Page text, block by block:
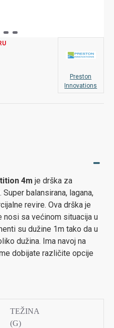
Preston
Innovations
4m je drška za
balansirana, lagana,
revire. Ova drška je
nosi sa većinom situacija u
su dužine 1m tako da u
dužina. Ima navoj na
dobijate različite opcije
TEŽINA
(G)